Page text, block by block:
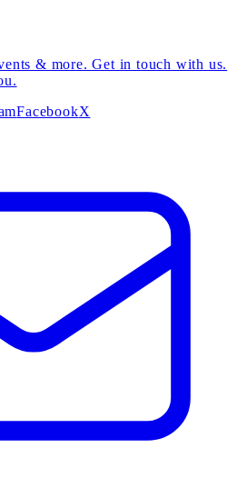
& more. Get in touch with us.
FacebookX